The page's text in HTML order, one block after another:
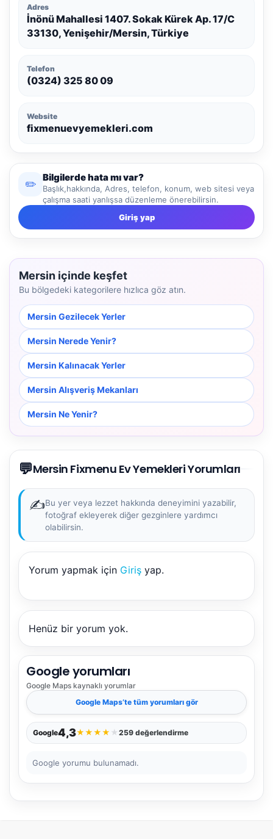
Adres
İnönü Mahallesi 1407. Sokak Kürek Ap. 17/C
33130, Yenişehir/Mersin, Türkiye
Telefon
(0324) 325 80 09
Website
fixmenuevyemekleri.com
✏️
Bilgilerde hata mı var?
Başlık,hakkında, Adres, telefon, konum, web sitesi veya
çalışma saati yanlışsa düzenleme önerebilirsin.
Giriş yap
Mersin içinde keşfet
Bu bölgedeki kategorilere hızlıca göz atın.
Mersin Gezilecek Yerler
Mersin Nerede Yenir?
Mersin Kalınacak Yerler
Mersin Alışveriş Mekanları
Mersin Ne Yenir?
💬Mersin Fixmenu Ev Yemekleri Yorumları
✍️Bu yer veya lezzet hakkında deneyimini yazabilir,
fotoğraf ekleyerek diğer gezginlere yardımcı
olabilirsin.
Yorum yapmak için Giriş yap.
Henüz bir yorum yok.
Google yorumları
Google Maps kaynaklı yorumlar
Google Maps’te tüm yorumları gör
Google4,3★★★★ ★ 259 değerlendirme
Google yorumu bulunamadı.
NBY Akıllı Asistan
AI kullanmadan, sitedeki gerçek yerlerle akıllı rota
önerir.
Şehir / ilçe
🧭 Rehber ⭐ Popüler
🚶 Yürüyüş